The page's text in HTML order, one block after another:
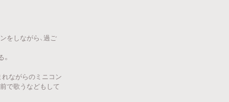
をしながら、過ご
れながらのミニコン
で歌うなどもして